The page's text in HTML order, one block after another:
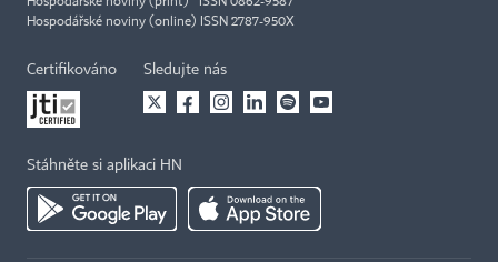
Hospodářské noviny (online) ISSN 2787-950X
Certifikováno Sledujte nás
Stáhněte si aplikaci HN